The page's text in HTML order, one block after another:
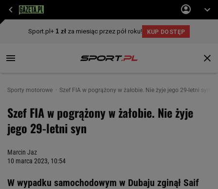
Sporty motorowe Szef FIA w pogrążony w żałobie. Nie żyje jego 29-letni syn
Szef FIA w pogrążony w żałobie. Nie żyje
jego 29-letni syn
Marcin Jaz
10 marca 2023, 10:54
W wypadku samochodowym w Dubaju zginął Saif